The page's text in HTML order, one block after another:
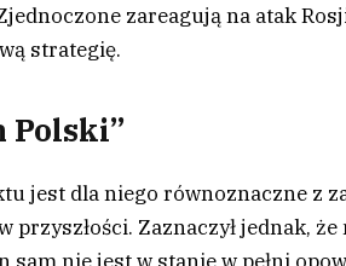
zareagują na atak
strategię.
Polski”
jest dla niego równoznaczne z
Zaznaczył jednak,